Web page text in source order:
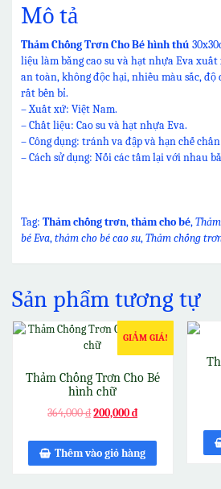
Mô tả
Thảm Chống Trơn Cho Bé hình thú
liệu làm bằng cao su và hạt nhựa Eva
an toàn, không độc hại, nhiều màu sắc, độ
rất bền bỉ.
– Xuất xứ: Việt Nam.
– Chất liệu: Cao su và hạt nhựa Eva.
– Công dụng: tránh va đập và hạn chế
– Cách sử dụng: Nối các tấm lại với nhau
Tag: Thảm chống trơn,thảm cho bé,
bé Eva,thảm cho bé cao su,Thảm chống
Sản phẩm tương tự
GIẢM GIÁ!
Thảm Chống Trơn Cho Bé
hình chữ
364,000₫200,000₫
Thêm vào giỏ hàng